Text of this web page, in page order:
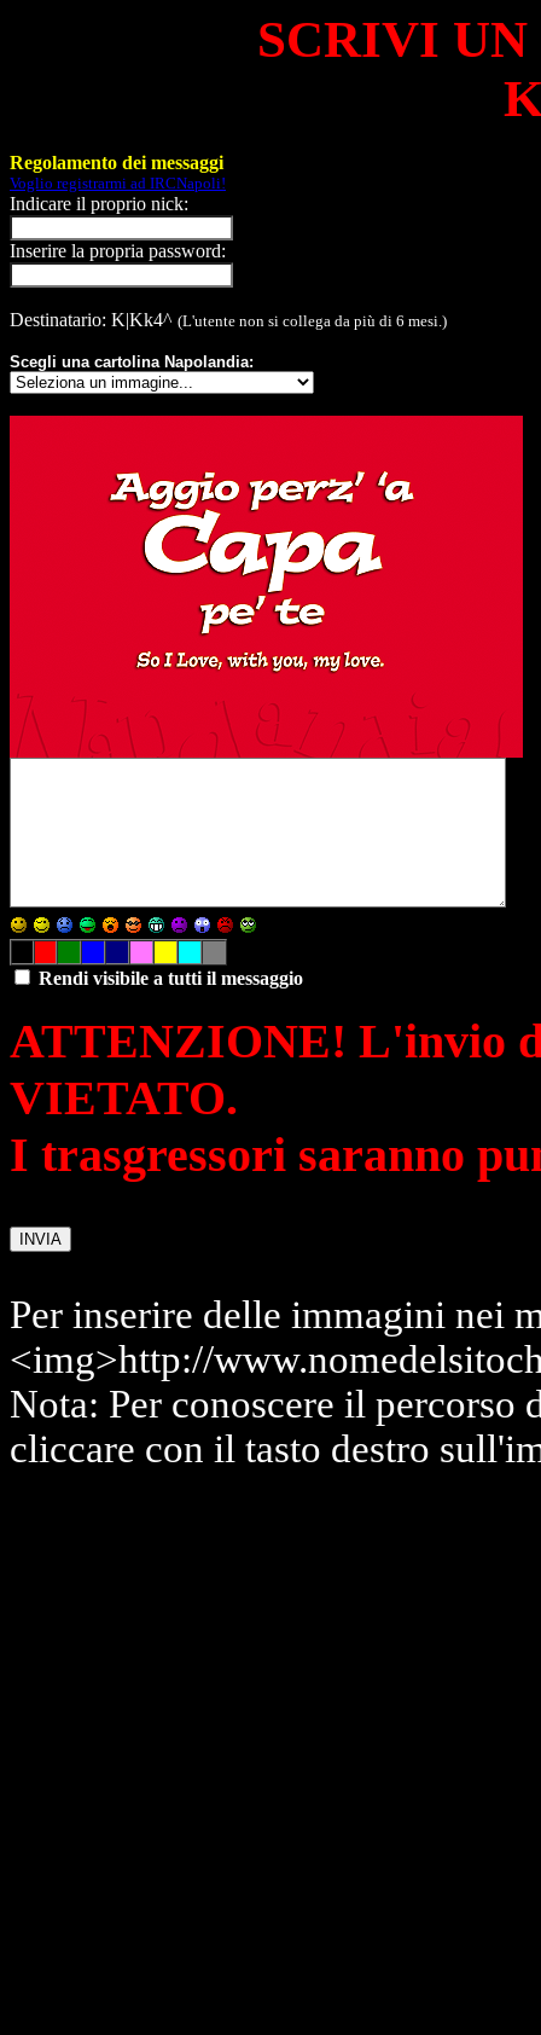
SCRIVI
Regolamento dei messaggi
Voglio registrarmi ad IRCNapoli!
Indicare il proprio nick:
Inserire la propria password:
Destinatario: K|Kk4^ (L'utente non si collega da più di 6 mesi.)
Scegli una cartolina Napolandia:
Rendi visibile a tutti il messaggio
ATTENZIONE! L'invio
VIETATO.
I trasgressori saranno
Per inserire delle immagini nei
<img>http://
Nota: Per conoscere il percorso
cliccare con il tasto destro